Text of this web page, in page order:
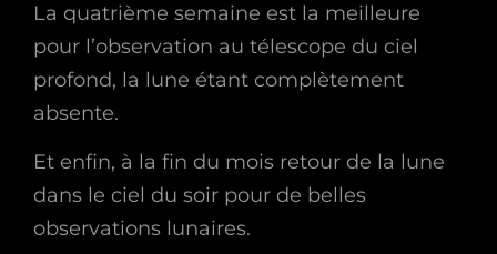
La quatrième semaine est la meilleure
pour l’observation au télescope du ciel
profond, la lune étant complètement
absente.
Et enfin, à la fin du mois retour de la lune
dans le ciel du soir pour de belles
observations lunaires.